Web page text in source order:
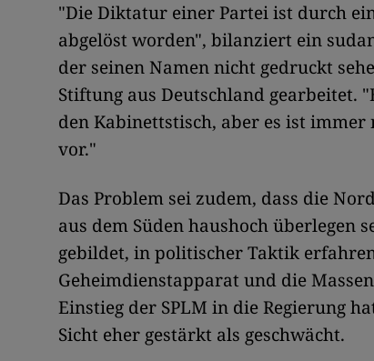
"Die Diktatur einer Partei ist durch
abgelöst worden", bilanziert ein
der seinen Namen nicht gedruckt
Stiftung aus Deutschland gearbeitet.
den Kabinettstisch, aber es ist immer
vor."
Das Problem sei zudem, dass die
aus dem Süden haushoch überlegen
gebildet, in politischer Taktik
Geheimdienstapparat und die
Einstieg der SPLM in die Regierung
Sicht eher gestärkt als geschwächt.